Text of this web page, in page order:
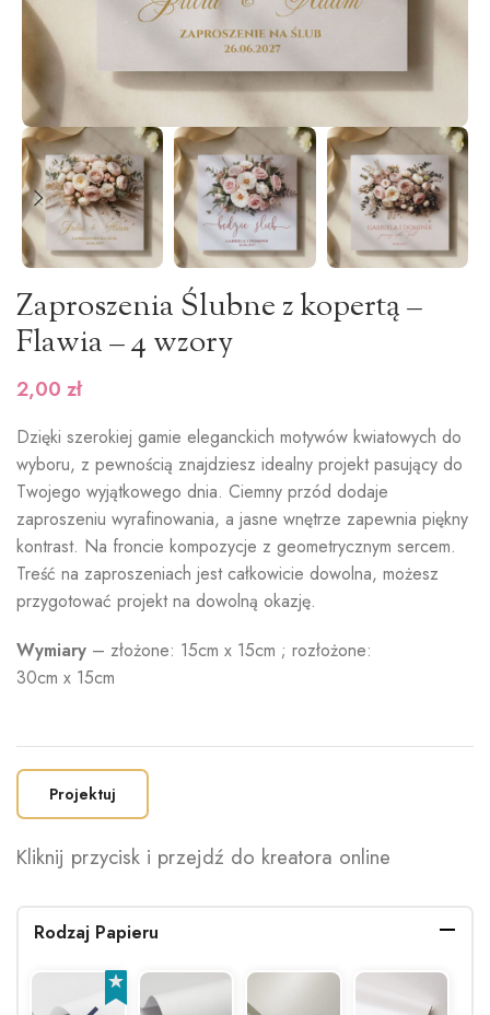
Zaproszenia Ślubne z kopertą –
Flawia – 4 wzory
2,00 zł
Dzięki szerokiej gamie eleganckich motywów kwiatowych do
wyboru, z pewnością znajdziesz idealny projekt pasujący do
Twojego wyjątkowego dnia. Ciemny przód dodaje
zaproszeniu wyrafinowania, a jasne wnętrze zapewnia piękny
kontrast. Na froncie kompozycje z geometrycznym sercem.
Treść na zaproszeniach jest całkowicie dowolna, możesz
przygotować projekt na dowolną okazję.
Wymiary – złożone: 15cm x 15cm ; rozłożone:
30cm x 15cm
Projektuj
Kliknij przycisk i przejdź do kreatora online
Rodzaj Papieru